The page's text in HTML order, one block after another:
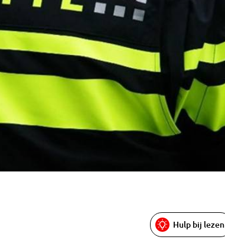
Hulp bij lezen